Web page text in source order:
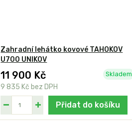
Zahradní lehátko kovové TAHOKOV
U700 UNIKOV
11 900 Kč
9 835 Kč bez DPH
Skladem
Přidat do košíku